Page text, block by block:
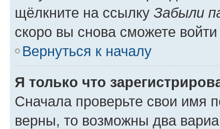
щёлкните на ссылку Забыли
скоро вы снова сможете
Вернуться к началу
Я только что
Сначала проверьте свои имя
верны, то возможны два